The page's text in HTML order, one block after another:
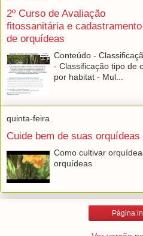
2º Curso de Avaliação
fitossanitária e cadastramento
de orquídeas
Conteúdo -
- Classificação tipo de
por habitat - Mul...
quinta-feira
Cuide bem de suas orquídeas
Como cultivar
orquídeas
Página